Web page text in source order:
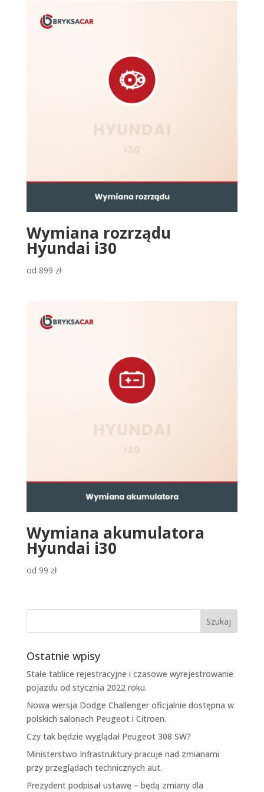
Wymiana rozrządu
Hyundai i30
od 899 zł
Wymiana akumulatora
Hyundai i30
od 99 zł
Ostatnie wpisy
Stałe tablice rejestracyjne i czasowe wyrejestrowanie
pojazdu od stycznia 2022 roku.
Nowa wersja Dodge Challenger oficjalnie dostępna w
polskich salonach Peugeot i Citroen.
Czy tak będzie wyglądał Peugeot 308 SW?
Ministerstwo Infrastruktury pracuje nad zmianami
przy przeglądach technicznych aut.
Prezydent podpisał ustawę – będą zmiany dla